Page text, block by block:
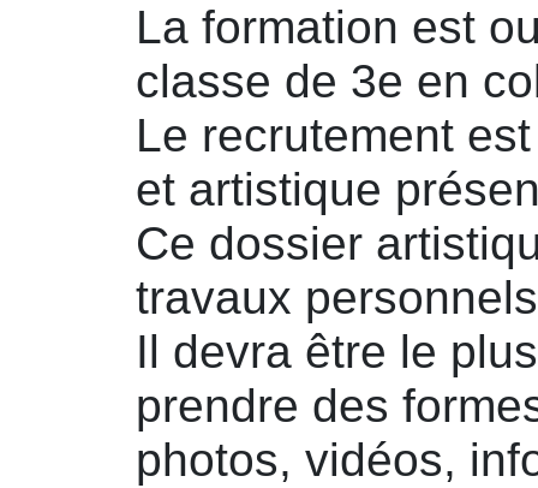
La formation est
classe de 3e en
Le recrutement
et artistique
Ce dossier
travaux
Il devra être le
prendre des
photos, vidéos,